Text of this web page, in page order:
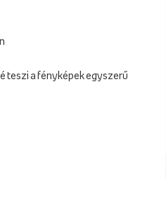
teszi a fényképek egyszerű